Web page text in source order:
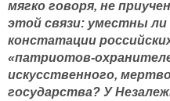
мягко говоря, не
этой связи: уместны
констатации
«патриотов-
искусственного,
государства? У